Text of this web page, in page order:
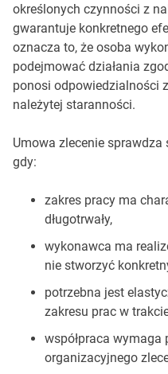
określonych czynności z
gwarantuje konkretnego
oznacza to, że osoba
podejmować działania
ponosi odpowiedzialności
należytej staranności.
Umowa zlecenie
gdy:
zakres pracy ma
długotrwały,
wykonawca ma
nie stworzyć
potrzebna jest
zakresu prac w
współpraca wymaga
organizacyjnego